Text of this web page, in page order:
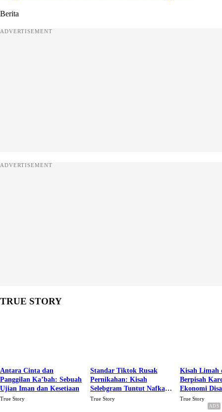
Berita
ADVERTISEMENT
ADVERTISEMENT
TRUE STORY
Antara Cinta dan
Panggilan Ka’bah: Sebuah
Ujian Iman dan Kesetiaan
True Story
Standar Tiktok Rusak
Pernikahan: Kisah
Selebgram Tuntut Nafkah
Rp.15 Juta Perbulan
True Story
Kisah Limah
Berpisah
Ekonomi
Karena Cinta
True Story